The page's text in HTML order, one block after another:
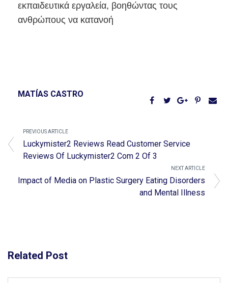
εκπαιδευτικά εργαλεία, βοηθώντας τους
ανθρώπους να κατανοή
MATÍAS CASTRO
PREVIOUS ARTICLE
Luckymister2 Reviews Read Customer Service
Reviews Of Luckymister2 Com 2 Of 3
NEXT ARTICLE
Impact of Media on Plastic Surgery Eating Disorders
and Mental Illness
Related Post